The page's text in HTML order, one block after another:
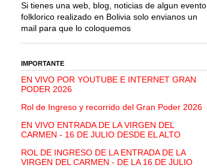
Si tienes una web, blog, noticias de algun evento
folklorico realizado en Bolivia solo envianos un
mail para que lo coloquemos
IMPORTANTE
EN VIVO POR YOUTUBE E INTERNET GRAN
PODER 2026
Rol de Ingreso y recorrido del Gran Poder 2026
EN VIVO ENTRADA DE LA VIRGEN DEL
CARMEN - 16 DE JULIO DESDE EL ALTO
ROL DE INGRESO DE LA ENTRADA DE LA
VIRGEN DEL CARMEN - DE LA 16 DE JULIO